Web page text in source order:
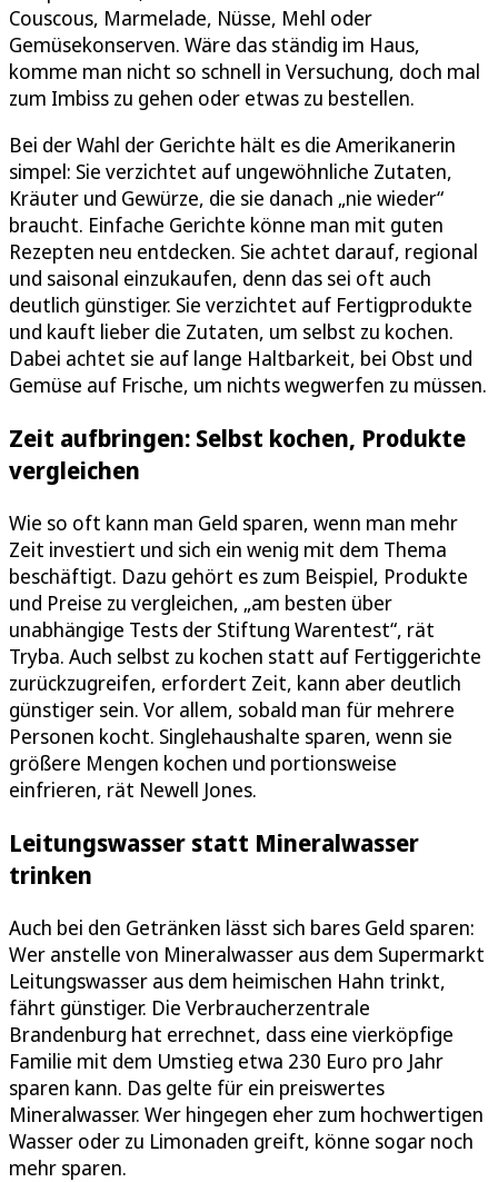
Couscous, Marmelade, Nüsse, Mehl oder
Gemüsekonserven. Wäre das ständig im Haus,
komme man nicht so schnell in Versuchung, doch mal
zum Imbiss zu gehen oder etwas zu bestellen.
Bei der Wahl der Gerichte hält es die Amerikanerin
simpel: Sie verzichtet auf ungewöhnliche Zutaten,
Kräuter und Gewürze, die sie danach „nie wieder“
braucht. Einfache Gerichte könne man mit guten
Rezepten neu entdecken. Sie achtet darauf, regional
und saisonal einzukaufen, denn das sei oft auch
deutlich günstiger. Sie verzichtet auf Fertigprodukte
und kauft lieber die Zutaten, um selbst zu kochen.
Dabei achtet sie auf lange Haltbarkeit, bei Obst und
Gemüse auf Frische, um nichts wegwerfen zu müssen.
Zeit aufbringen: Selbst kochen, Produkte
vergleichen
Wie so oft kann man Geld sparen, wenn man mehr
Zeit investiert und sich ein wenig mit dem Thema
beschäftigt. Dazu gehört es zum Beispiel, Produkte
und Preise zu vergleichen, „am besten über
unabhängige Tests der Stiftung Warentest“, rät
Tryba. Auch selbst zu kochen statt auf Fertiggerichte
zurückzugreifen, erfordert Zeit, kann aber deutlich
günstiger sein. Vor allem, sobald man für mehrere
Personen kocht. Singlehaushalte sparen, wenn sie
größere Mengen kochen und portionsweise
einfrieren, rät Newell Jones.
Leitungswasser statt Mineralwasser
trinken
Auch bei den Getränken lässt sich bares Geld sparen:
Wer anstelle von Mineralwasser aus dem Supermarkt
Leitungswasser aus dem heimischen Hahn trinkt,
fährt günstiger. Die Verbraucherzentrale
Brandenburg hat errechnet, dass eine vierköpfige
Familie mit dem Umstieg etwa 230 Euro pro Jahr
sparen kann. Das gelte für ein preiswertes
Mineralwasser. Wer hingegen eher zum hochwertigen
Wasser oder zu Limonaden greift, könne sogar noch
mehr sparen.